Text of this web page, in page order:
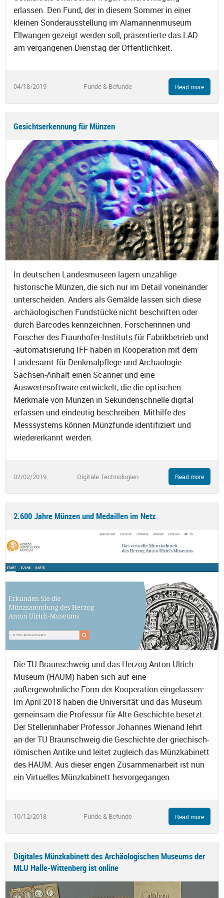
erlassen. Den Fund, der in diesem Sommer in einer
kleinen Sonderausstellung im Alamannenmuseum
Ellwangen gezeigt werden soll, präsentierte das LAD
am vergangenen Dienstag der Öffentlichkeit.
04/18/2019 Funde & Befunde Read more
Gesichtserkennung für Münzen
In deutschen Landesmuseen lagern unzählige
historische Münzen, die sich nur im Detail voneinander
unterscheiden. Anders als Gemälde lassen sich diese
archäologischen Fundstücke nicht beschriften oder
durch Barcodes kennzeichnen. Forscherinnen und
Forscher des Fraunhofer-Instituts für Fabrikbetrieb und
-automatisierung IFF haben in Kooperation mit dem
Landesamt für Denkmalpflege und Archäologie
Sachsen-Anhalt einen Scanner und eine
Auswertesoftware entwickelt, die die optischen
Merkmale von Münzen in Sekundenschnelle digital
erfassen und eindeutig beschreiben. Mithilfe des
Messsystems können Münzfunde identifiziert und
wiedererkannt werden.
02/02/2019 Digitale Technologien Read more
2.600 Jahre Münzen und Medaillen im Netz
Die TU Braunschweig und das Herzog Anton Ulrich-
Museum (HAUM) haben sich auf eine
außergewöhnliche Form der Kooperation eingelassen:
Im April 2018 haben die Universität und das Museum
gemeinsam die Professur für Alte Geschichte besetzt.
Der Stelleninhaber Professor Johannes Wienand lehrt
an der TU Braunschweig die Geschichte der griechisch-
römischen Antike und leitet zugleich das Münzkabinett
des HAUM. Aus dieser engen Zusammenarbeit ist nun
ein Virtuelles Münzkabinett hervorgegangen.
10/12/2018 Funde & Befunde Read more
Digitales Münzkabinett des Archäologischen Museums der
MLU Halle-Wittenberg ist online